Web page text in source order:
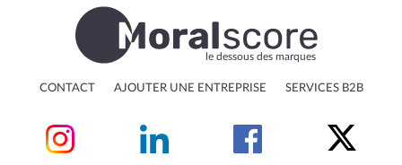
le dessous des marques
CONTACT AJOUTER UNE ENTREPRISE SERVICES B2B